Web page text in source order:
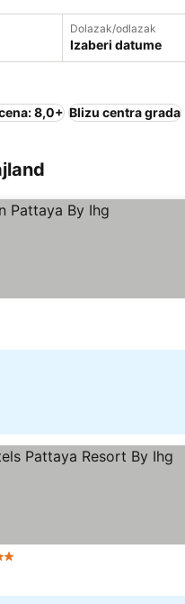
Dolazak/odlazak
Izaberi datume
8,0+ Blizu centra grada